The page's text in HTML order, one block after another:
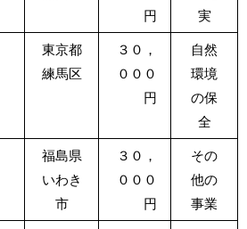
円
実
東京都
練馬区
３０，
０００
円
自然
環境
の保
全
福島県
いわき
市
３０，
０００
円
その
他の
事業